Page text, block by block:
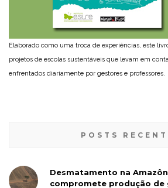
Elaborado como uma troca de experiências, este
projetos de escolas sustentáveis que levam em
enfrentados diariamente por gestores e professores.
POSTS
Desmatamento na
compromete produção de